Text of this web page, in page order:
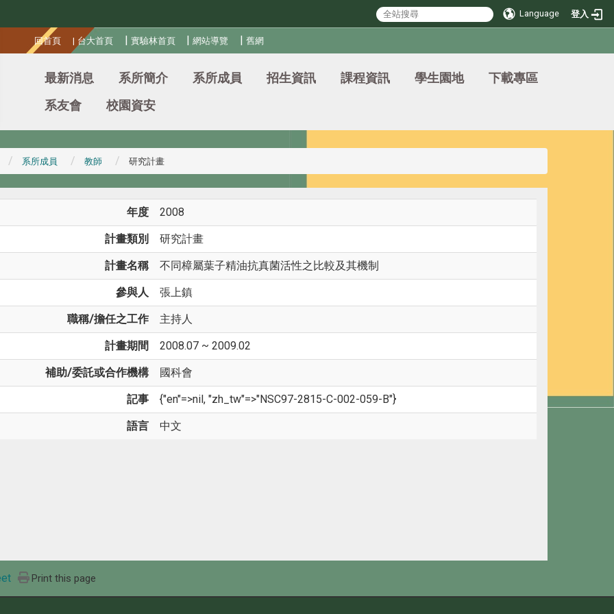
Language 登入
回首頁 | 台大首頁 | 實驗林首頁 |網站導覽 |舊網
最新消息 系所簡介 系所成員 招生資訊 課程資訊 學生園地
下載專區
系友會
校園資安
系所成員 教師 研究計畫
年度 2008
計畫類別 研究計畫
計畫名稱 不同樟屬葉子精油抗真菌活性之比較及其機制
參與人 張上鎮
職稱/擔任之工作 主持人
計畫期間 2008.07 ~ 2009.02
補助/委託或合作機構 國科會
記事 {"en"=>nil, "zh_tw"=>"NSC97-2815-C-002-059-B"}
語言 中文
Print this page